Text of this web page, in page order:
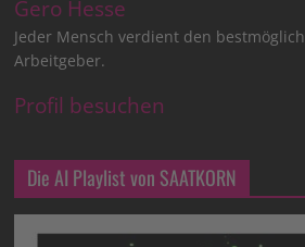
Gero Hesse
Jeder Mensch verdient den
Arbeitgeber.
Profil besuchen
Die AI Playlist von SAATKORN